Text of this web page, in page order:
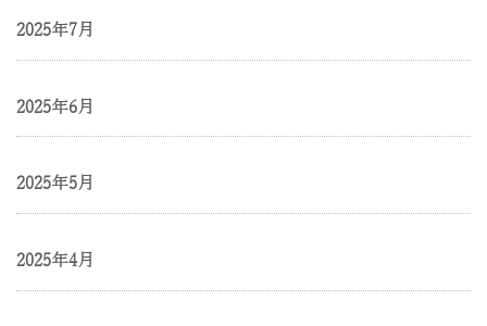
2025年7月
2025年6月
2025年5月
2025年4月